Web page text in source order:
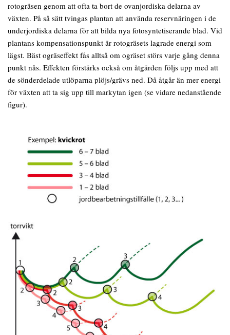
rotogräsen genom att ofta ta bort de ovanjordiska delarna av
växten. På så sätt tvingas plantan att använda reservnäringen i de
underjordiska delarna för att bilda nya fotosyntetiserande blad. Vid
plantans kompensationspunkt är rotogräsets lagrade energi som
lägst. Bäst ogräseffekt fås alltså om ogräset störs varje gång denna
punkt nås. Effekten förstärks också om åtgärden följs upp med att
de sönderdelade utlöparna plöjs/grävs ned. Då åtgår än mer energi
för växten att ta sig upp till markytan igen (se vidare nedanstående
figur).